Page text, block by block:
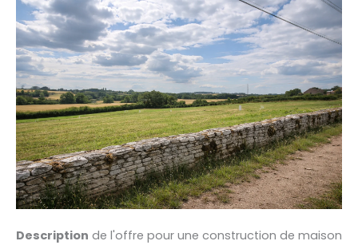
Description de l'offre pour une construction de maison